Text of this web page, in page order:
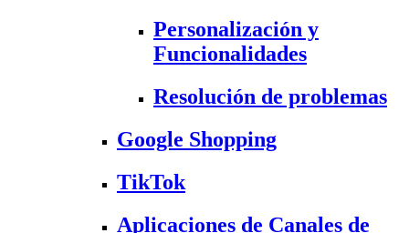
Personalización y
Funcionalidades
Resolución de problemas
Google Shopping
TikTok
Aplicaciones de Canales de